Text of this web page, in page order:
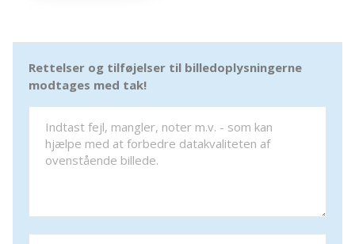
Rettelser og tilføjelser til billedoplysningerne
modtages med tak!